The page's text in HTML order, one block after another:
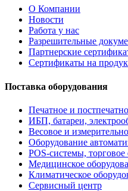
О Компании
Новости
Работа у нас
Разрешительные
Партнерские
Сертификаты на
Поставка оборудования
Печатное и
ИБП, батареи,
Весовое и
Оборудование
POS-системы,
Медицинское
Климатическое
Сервисный центр